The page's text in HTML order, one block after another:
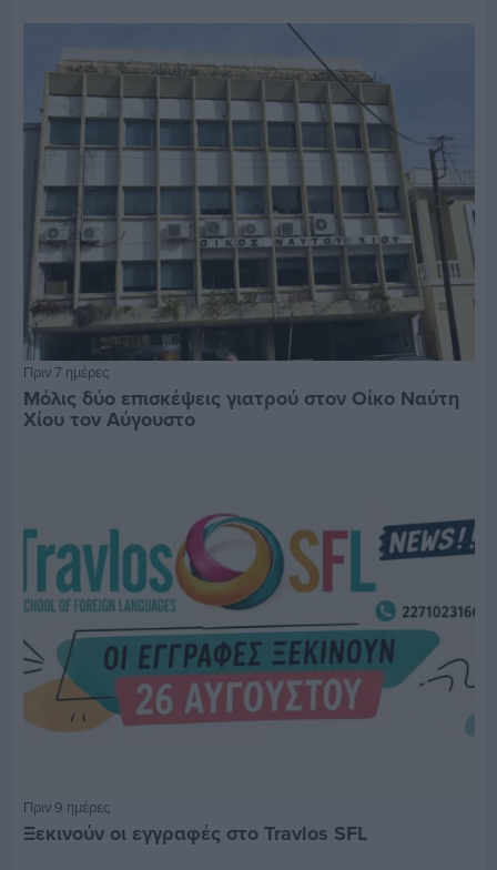
Πριν 7 ημέρες
Μόλις δύο επισκέψεις γιατρού στον Οίκο Ναύτη
Χίου τον Αύγουστο
Πριν 9 ημέρες
Ξεκινούν οι εγγραφές στο Travlos SFL